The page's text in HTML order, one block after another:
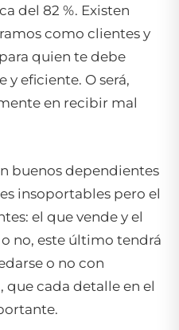
del 82 %. Existen
como clientes y
quien te debe
eficiente. O será,
en recibir mal
buenos dependientes
insoportables pero el
el que vende y el
no, este último tendrá
o no con
que cada detalle en el